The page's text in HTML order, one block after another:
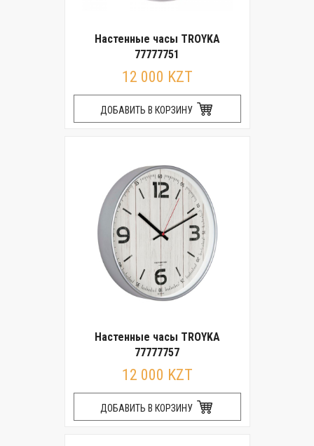
Настенные часы TROYKA
77777751
12 000 KZT
ДОБАВИТЬ В КОРЗИНУ
Настенные часы TROYKA
77777757
12 000 KZT
ДОБАВИТЬ В КОРЗИНУ